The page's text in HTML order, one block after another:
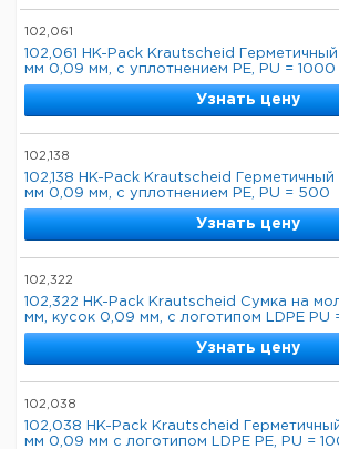
102,061
102,061 HK-Pack Krautscheid
мм 0,09 мм, с уплотнением PE, PU = 1000
Узнать цену
102,138
102,138 HK-Pack Krautscheid
мм 0,09 мм, с уплотнением PE, PU = 500
Узнать цену
102,322
102,322 HK-Pack Krautscheid Сумка на
мм, кусок 0,09 мм, с логотипом LDPE PU
Узнать цену
102,038
102,038 HK-Pack Krautscheid
мм 0,09 мм с логотипом LDPE PE, PU =